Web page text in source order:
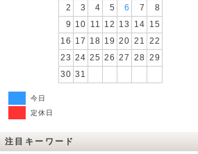
2
3 4 5 6 7
8
9 10 11 12 13 14 15
16 17 18 19 20 21 22
23 24 25 26 27 28 29
30 31
今日
定休日
注目キーワード